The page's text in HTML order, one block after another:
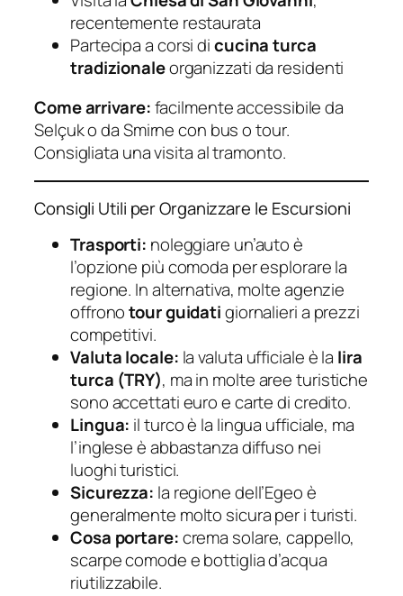
recentemente restaurata
Partecipa a corsi dicucina turca
tradizionaleorganizzati da residenti
Come arrivare:facilmente accessibile da
Selçuk o da Smirne con bus o tour.
Consigliata una visita al tramonto.
Consigli Utili per Organizzare le Escursioni
Trasporti: noleggiare un’auto è
l’opzione più comoda per esplorare la
regione. In alternativa, molte agenzie
offronotour guidatigiornalieri a prezzi
competitivi.
Valuta locale: la valuta ufficiale è la lira
turca (TRY), ma in molte aree turistiche
sono accettati euro e carte di credito.
Lingua: il turco è la lingua ufficiale, ma
l’inglese è abbastanza diffuso nei
luoghi turistici.
Sicurezza: la regione dell’Egeo è
generalmente molto sicura per i turisti.
Cosa portare:crema solare, cappello,
scarpe comode e bottiglia d’acqua
riutilizzabile.